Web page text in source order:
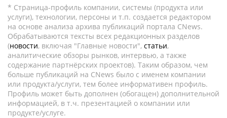
* Страница-профиль компании, системы (продукта или
услуги), технологии, персоны и т.п. создается редактором
на основе анализа архива публикаций портала CNews.
Обрабатываются тексты всех редакционных разделов
(новости, включая "Главные новости", статьи,
аналитические обзоры рынков, интервью, а также
содержание партнёрских проектов). Таким образом, чем
больше публикаций на CNews было с именем компании
или продукта/услуги, тем более информативен профиль.
Профиль может быть дополнен (обогащен) дополнительной
информацией, в т.ч. презентацией о компании или
продукте/услуге.